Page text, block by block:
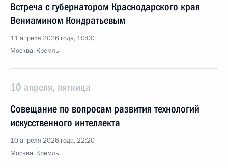
Встреча с губернатором Краснодарского края
Вениамином Кондратьевым
11 апреля 2026 года, 10:00
Москва, Кремль
10 апреля, пятница
Совещание по вопросам развития технологий
искусственного интеллекта
10 апреля 2026 года, 22:20
Москва, Кремль